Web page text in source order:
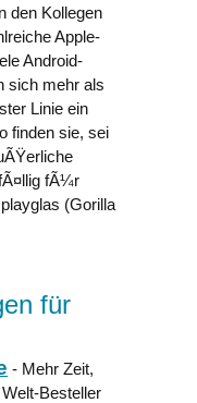
den Kollegen
Apple-
Android-
sich mehr als
Linie ein
finden sie, sei
fÃ¼r
(Gorilla
für
- Mehr Zeit,
Besteller